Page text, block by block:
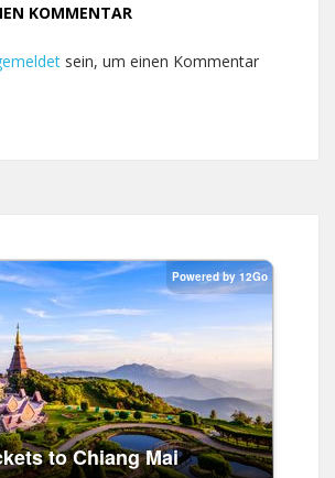
KOMMENTAR
sein, um einen Kommentar